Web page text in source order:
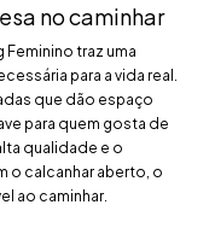
no caminhar
traz uma
para a vida real.
que dão espaço
para quem gosta de
qualidade e o
o calcanhar aberto, o
ao caminhar.